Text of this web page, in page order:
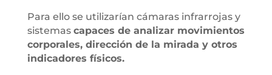
Para ello se utilizarían cámaras infrarrojas y
sistemas capaces de analizar movimientos
corporales, dirección de la mirada y otros
indicadores físicos.